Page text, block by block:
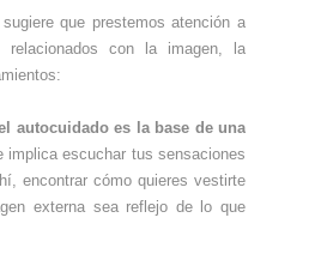
que prestemos atención a
relacionados con la imagen, la
autocuidado es la base de una
implica escuchar tus sensaciones
encontrar cómo quieres vestirte
externa sea reflejo de lo que